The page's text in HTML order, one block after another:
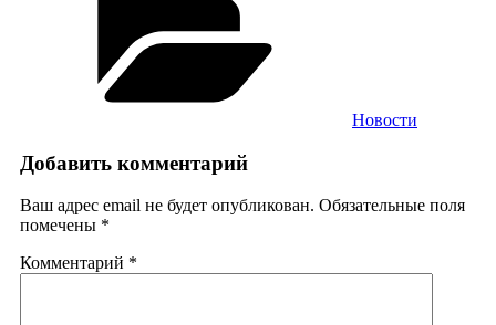
Новости
Добавить комментарий
Ваш адрес email не будет опубликован. Обязательные поля
помечены *
Комментарий *